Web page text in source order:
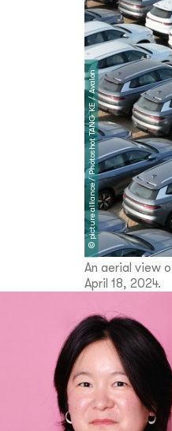
©
picture alliance / Photoshot TANG KE / Avalon
An aerial view
April 18, 2024.